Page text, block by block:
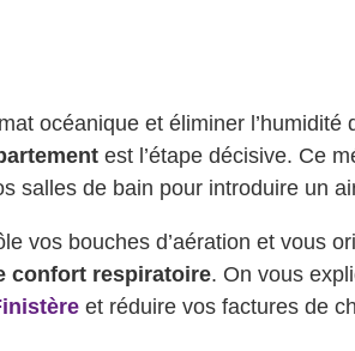
océanique et éliminer l’humidité
est l’étape décisive. Ce
salles de bain pour introduire un
vos bouches d’aération et vous
confort respiratoire. On vous
et réduire vos factures de